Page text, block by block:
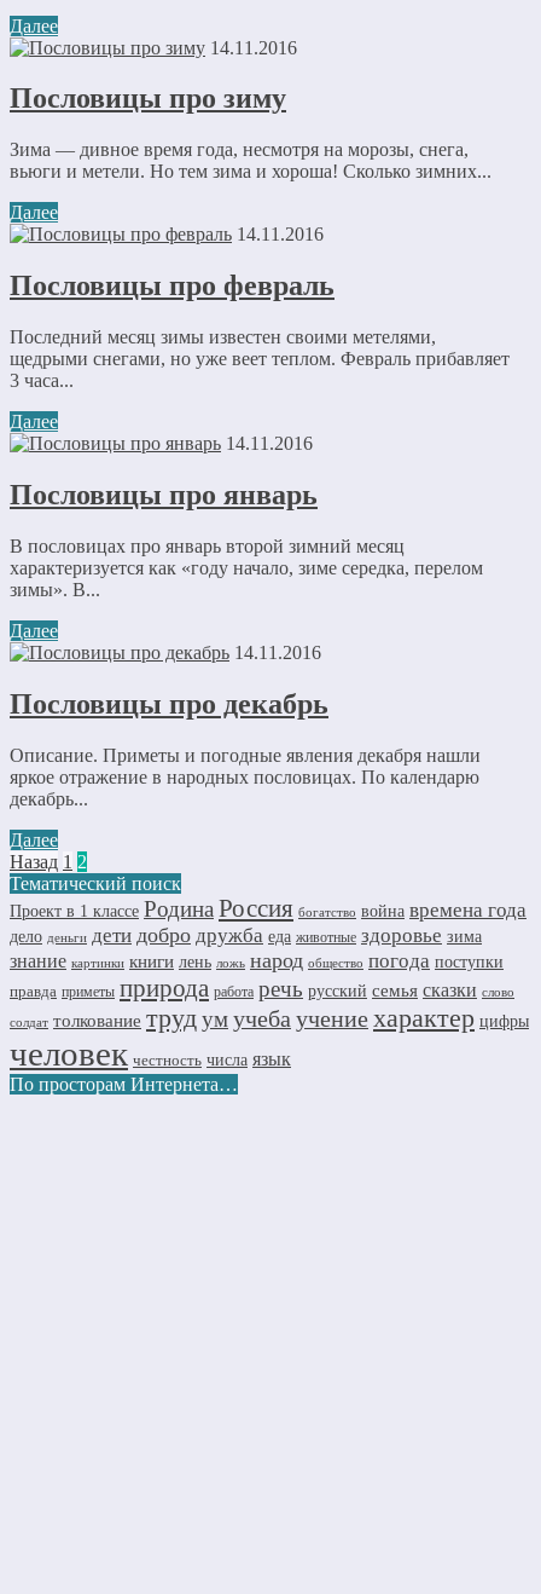
Далее
14.11.2016
Пословицы про зиму
Зима — дивное время года, несмотря на морозы, снега,
вьюги и метели. Но тем зима и хороша! Сколько зимних...
Далее
14.11.2016
Пословицы про февраль
Последний месяц зимы известен своими метелями,
щедрыми снегами, но уже веет теплом. Февраль прибавляет
3 часа...
Далее
14.11.2016
Пословицы про январь
В пословицах про январь второй зимний месяц
характеризуется как «году начало, зиме середка, перелом
зимы». В...
Далее
14.11.2016
Пословицы про декабрь
Описание. Приметы и погодные явления декабря нашли
яркое отражение в народных пословицах. По календарю
декабрь...
Далее
Назад 1 2
Тематический поиск
Проект в 1 классе Родина Россия богатство война времена года
дело деньги дети добро дружба еда животные здоровье зима
знание картинки книги лень ложь народ общество погода поступки
правда приметы природа работа речь русский семья сказки слово
солдат толкование трудумучеба учениехарактер цифры
человек честность числа язык
По просторам Интернета…